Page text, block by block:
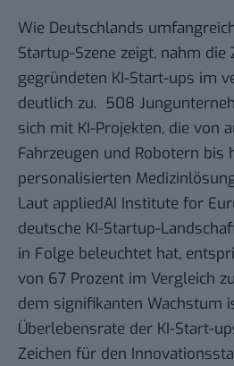
Wie Deutschlands
Startup-Szene zeigt, nahm die
gegründeten KI-Start-ups im
deutlich zu. 508
sich mit KI-Projekten, die von
Fahrzeugen und Robotern bis
personalisierten
Laut appliedAI Institute for
deutsche KI-Startup-
in Folge beleuchtet hat,
von 67 Prozent im Vergleich
dem signifikanten Wachstum
Überlebensrate der KI-Start-
Zeichen für den